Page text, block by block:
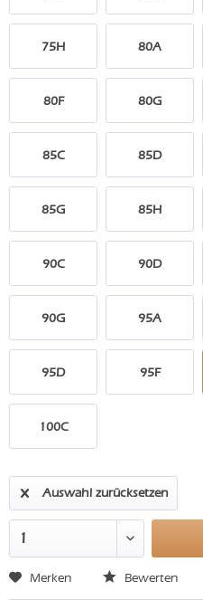
75H 80A
80F 80G
85C 85D
85G 85H
90C 90D
90G 95A
95D 95F
100C
Auswahl zurücksetzen
Merken Bewerten